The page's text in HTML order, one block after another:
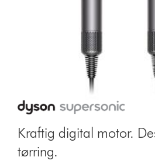
Kraftig digital motor.
tørring.